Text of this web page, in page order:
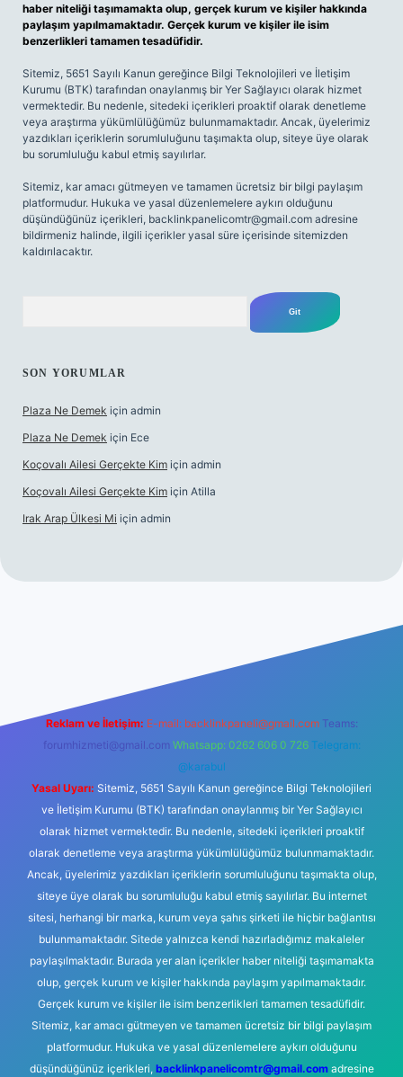
haber niteliği taşımamakta olup, gerçek kurum ve kişiler hakkında
paylaşım yapılmamaktadır. Gerçek kurum ve kişiler ile isim
benzerlikleri tamamen tesadüfidir.
Sitemiz, 5651 Sayılı Kanun gereğince Bilgi Teknolojileri ve İletişim
Kurumu (BTK) tarafından onaylanmış bir Yer Sağlayıcı olarak hizmet
vermektedir. Bu nedenle, sitedeki içerikleri proaktif olarak denetleme
veya araştırma yükümlülüğümüz bulunmamaktadır. Ancak, üyelerimiz
yazdıkları içeriklerin sorumluluğunu taşımakta olup, siteye üye olarak
bu sorumluluğu kabul etmiş sayılırlar.
Sitemiz, kar amacı gütmeyen ve tamamen ücretsiz bir bilgi paylaşım
platformudur. Hukuka ve yasal düzenlemelere aykırı olduğunu
düşündüğünüz içerikleri, backlinkpanelicomtr@gmail.com adresine
bildirmeniz halinde, ilgili içerikler yasal süre içerisinde sitemizden
kaldırılacaktır.
SON YORUMLAR
Plaza Ne Demek için admin
Plaza Ne Demek için Ece
Koçovalı Ailesi Gerçekte Kim için admin
Koçovalı Ailesi Gerçekte Kim için Atilla
Irak Arap Ülkesi Mi için admin
Reklam ve İletişim: E-mail: backlinkpaneli@gmail.com Teams:
forumhizmeti@gmail.com Whatsapp: 0262 606 0 726 Telegram:
@karabul
Yasal Uyarı: Sitemiz, 5651 Sayılı Kanun gereğince Bilgi Teknolojileri
ve İletişim Kurumu (BTK) tarafından onaylanmış bir Yer Sağlayıcı
olarak hizmet vermektedir. Bu nedenle, sitedeki içerikleri proaktif
olarak denetleme veya araştırma yükümlülüğümüz bulunmamaktadır.
Ancak, üyelerimiz yazdıkları içeriklerin sorumluluğunu taşımakta olup,
siteye üye olarak bu sorumluluğu kabul etmiş sayılırlar. Bu internet
sitesi, herhangi bir marka, kurum veya şahıs şirketi ile hiçbir bağlantısı
bulunmamaktadır. Sitede yalnızca kendi hazırladığımız makaleler
paylaşılmaktadır. Burada yer alan içerikler haber niteliği taşımamakta
olup, gerçek kurum ve kişiler hakkında paylaşım yapılmamaktadır.
Gerçek kurum ve kişiler ile isim benzerlikleri tamamen tesadüfidir.
Sitemiz, kar amacı gütmeyen ve tamamen ücretsiz bir bilgi paylaşım
platformudur. Hukuka ve yasal düzenlemelere aykırı olduğunu
düşündüğünüz içerikleri, backlinkpanelicomtr@gmail.comadresine